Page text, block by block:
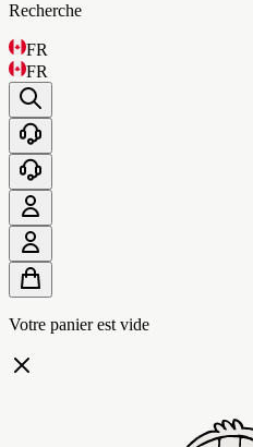
Recherche
FR
FR
Votre panier est vide